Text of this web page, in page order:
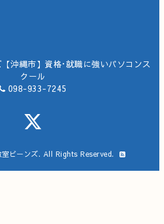
沖縄市】資格･就職に強いパソコンス
クール
098-933-7245
ビーンズ. All Rights Reserved.